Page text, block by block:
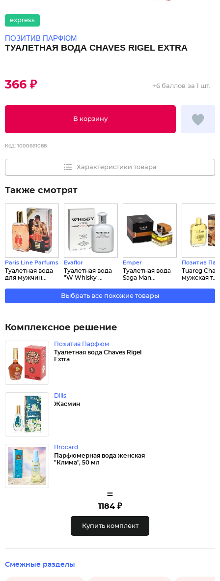
express
ПОЗИТИВ ПАРФЮМ
ТУАЛЕТНАЯ ВОДА CHAVES RIGEL EXTRA
366 ₽
В корзину
+6 баллов за 1 шт.
Код: 1000661088
Характеристики товара
Также смотрят
Paris Line Parfums
Туалетная вода
для мужчин...
Evaflor
Туалетная вода
"W Whisky ...
Emper
Туалетная вода
Saga Man...
Позитив
Tuareg
мужская т...
Выбрать все похожие товары
Комплексное решение
Позитив Парфюм
Туалетная вода Chaves Rigel
Extra
Dilis
Жасмин
Brocard
Парфюмерная вода женская
"Клима", 50 мл
=
1184 ₽
Купить комплект
Смежные разделы